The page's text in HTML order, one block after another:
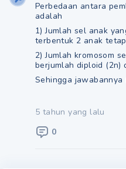
Perbedaan antara
adalah
1) Jumlah sel anak
terbentuk 2 anak
2) Jumlah kromosom
berjumlah diploid (2n)
Sehingga jawabannya
5 tahun yang lalu
0